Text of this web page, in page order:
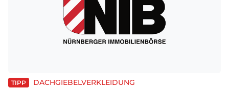
TIPP DACHGIEBELVERKLEIDUNG